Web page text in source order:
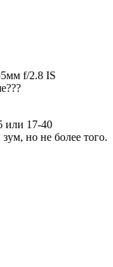
f/2.8 IS
или 17-40
но не более того.